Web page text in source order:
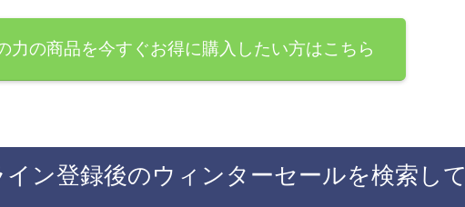
力の商品を今すぐお得に購入したい方はこちら
ン登録後のウィンターセールを検索して